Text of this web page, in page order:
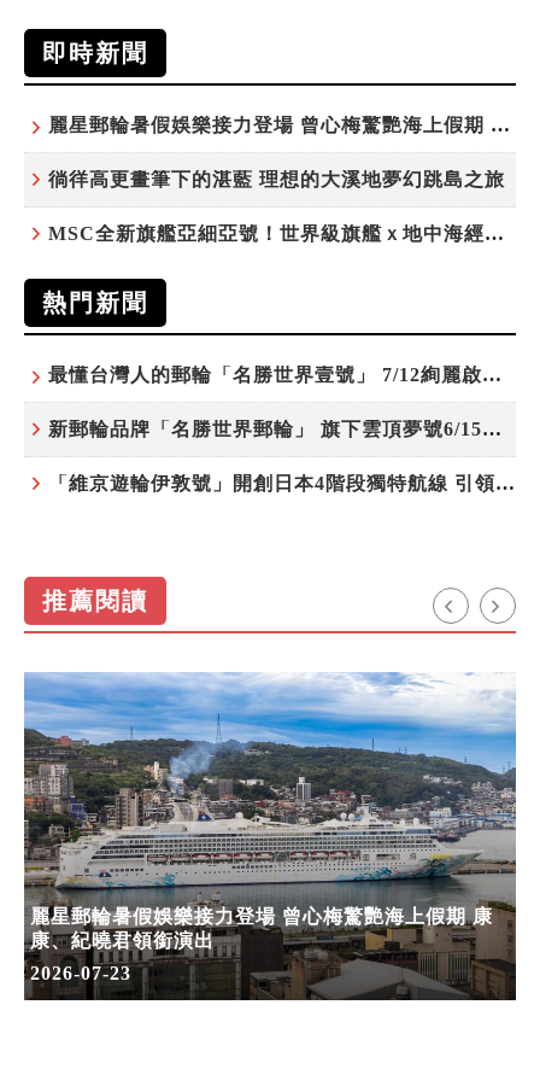
即時新聞
麗星郵輪暑假娛樂接力登場 曾心梅驚艷海上假期 康康、紀曉君領銜演出
徜徉高更畫筆下的湛藍 理想的大溪地夢幻跳島之旅
MSC全新旗艦亞細亞號！世界級旗艦ｘ地中海經典 最值得期待的歐洲遊輪之旅
熱門新聞
最懂台灣人的郵輪「名勝世界壹號」 7/12絢麗啟航 分齡娛樂夜未央
新郵輪品牌「名勝世界郵輪」 旗下雲頂夢號6/15開始營運
「維京遊輪伊敦號」開創日本4階段獨特航線 引領奢華旅遊新風尚
推薦閱讀
麗星郵輪暑假娛樂接力登場 曾心梅驚艷海上假期 康
康、紀曉君領銜演出
2026-07-23